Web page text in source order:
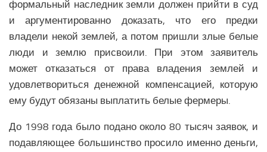
формальный наследник земли должен прийти в суд
и аргументированно доказать, что его предки
владели некой землей, а потом пришли злые белые
люди и землю присвоили. При этом заявитель
может отказаться от права владения землей и
удовлетвориться денежной компенсацией, которую
ему будут обязаны выплатить белые фермеры.
До 1998 года было подано около 80 тысяч заявок, и
подавляющее большинство просило именно деньги,